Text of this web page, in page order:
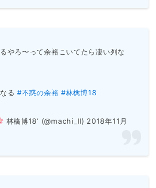
やろ〜って余裕こいてたら凄い列な
る #不惑の余裕 #林檎博18
林檎博18’ (@machi_ll) 2018年11月